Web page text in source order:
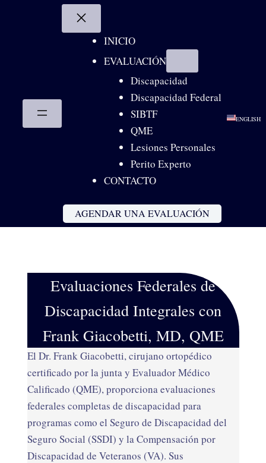
INICIO
EVALUACIÓN
Discapacidad
Discapacidad Federal
SIBTF
QME
Lesiones Personales
Perito Experto
CONTACTO
AGENDAR UNA EVALUACIÓN
ENGLISH
Evaluaciones Federales de
Discapacidad Integrales con
Frank Giacobetti, MD, QME
El Dr. Frank Giacobetti, cirujano ortopédico
certificado por la junta y Evaluador Médico
Calificado (QME), proporciona evaluaciones
federales completas de discapacidad para
programas como el Seguro de Discapacidad del
Seguro Social (SSDI) y la Compensación por
Discapacidad de Veteranos (VA). Sus